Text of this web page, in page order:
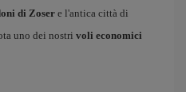
di Zoser e l'antica città di
uno dei nostri voli economici